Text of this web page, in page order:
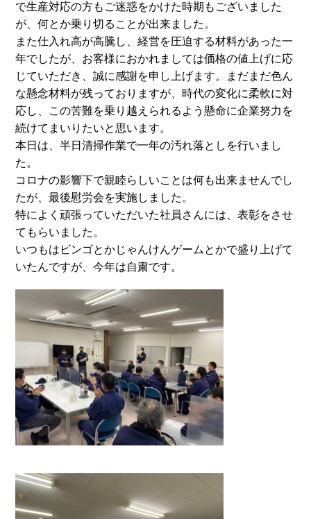
で生産対応の方もご迷惑をかけた時期もございました
が、何とか乗り切ることが出来ました。
また仕入れ高が高騰し、経営を圧迫する材料があった一
年でしたが、お客様におかれましては価格の値上げに応
じていただき、誠に感謝を申し上げます。まだまだ色ん
な懸念材料が残っておりますが、時代の変化に柔軟に対
応し、この苦難を乗り越えられるよう懸命に企業努力を
続けてまいりたいと思います。
本日は、半日清掃作業で一年の汚れ落としを行いまし
た。
コロナの影響下で親睦らしいことは何も出来ませんでし
たが、最後慰労会を実施しました。
特によく頑張っていただいた社員さんには、表彰をさせ
てもらいました。
いつもはビンゴとかじゃんけんゲームとかで盛り上げて
いたんですが、今年は自粛です。